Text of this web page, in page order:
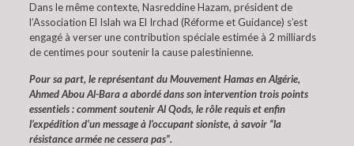
Dans le même contexte, Nasreddine Hazam, président de
l’Association El Islah wa El Irchad (Réforme et Guidance) s’est
engagé à verser une contribution spéciale estimée à 2 milliards
de centimes pour soutenir la cause palestinienne.
Pour sa part, le représentant du Mouvement Hamas en Algérie,
Ahmed Abou Al-Bara a abordé dans son intervention trois points
essentiels : comment soutenir Al Qods, le rôle requis et enfin
l’expédition d’un message à l’occupant sioniste, à savoir “la
résistance armée ne cessera pas”.